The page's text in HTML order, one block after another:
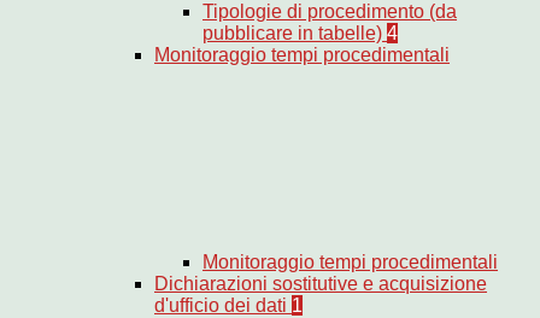
Tipologie di procedimento (da
pubblicare in tabelle) 4
Monitoraggio tempi procedimentali
Monitoraggio tempi procedimentali
Dichiarazioni sostitutive e acquisizione
d'ufficio dei dati 1